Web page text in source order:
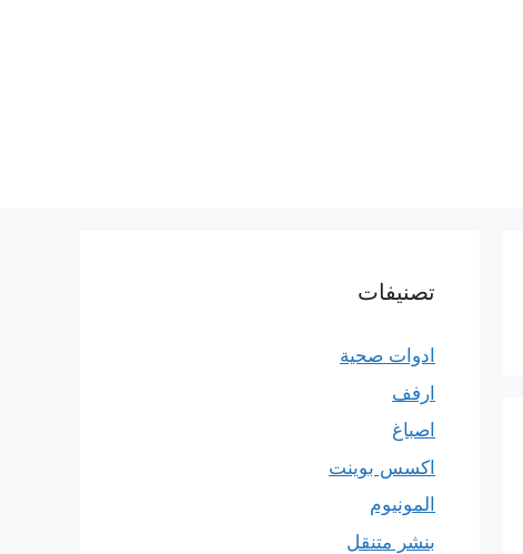
تصنيفات
ادوات صحية
ارفف
اصباغ
اكسس بوينت
المونيوم
بنشر متنقل